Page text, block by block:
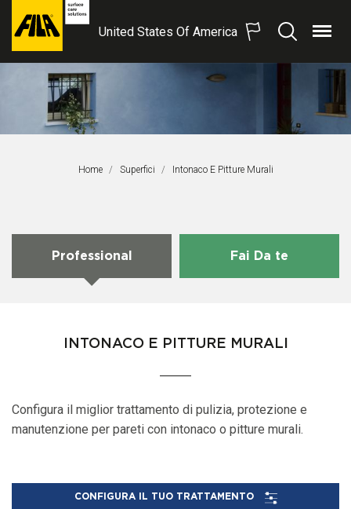
FILA
Solutions
United States Of America
SearchMenu
Home Superfici Pagina Corrente:
Intonaco E Pitture Murali
Professional Fai Da te
INTONACO E PITTURE MURALI
Configura il miglior trattamento di pulizia, protezione e
manutenzione per pareti con intonaco o pitture murali.
CONFIGURA IL TUO TRATTAMENTO